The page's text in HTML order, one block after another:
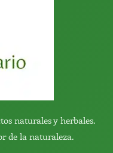
naturales y herbales.
de la naturaleza.